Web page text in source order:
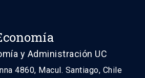
y Administración UC
4860, Macul. Santiago, Chile